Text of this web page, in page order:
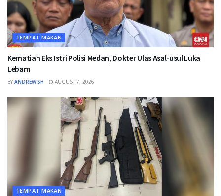
TEMPAT MAKAN
Kematian Eks Istri Polisi Medan, Dokter Ulas Asal-usul Luka
Lebam
BY ANDREW SH AUGUST 7, 2026
TEMPAT MAKAN